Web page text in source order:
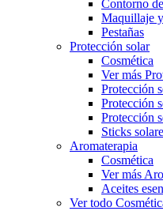
Contorno
Maquillaje
Pestañas
Protección solar
Cosmética
Ver más
Protección
Protección
Protección
Sticks
Aromaterapia
Cosmética
Ver más
Aceites
Ver todo